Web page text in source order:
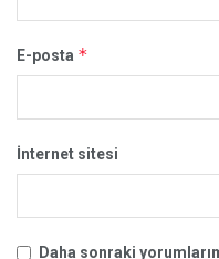
E-posta *
İnternet sitesi
Daha sonraki